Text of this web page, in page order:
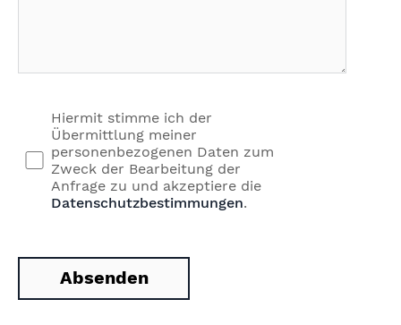
Hiermit stimme ich der
Übermittlung meiner
personenbezogenen Daten zum
Zweck der Bearbeitung der
Anfrage zu und akzeptiere die
Datenschutzbestimmungen.